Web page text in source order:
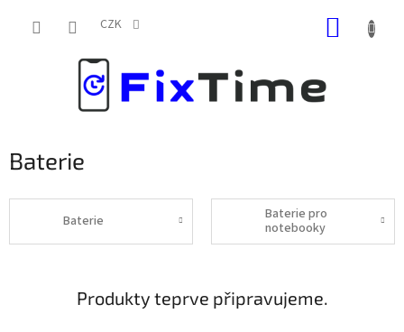
CZK
Baterie
Baterie
Baterie pro
notebooky
Produkty teprve připravujeme.